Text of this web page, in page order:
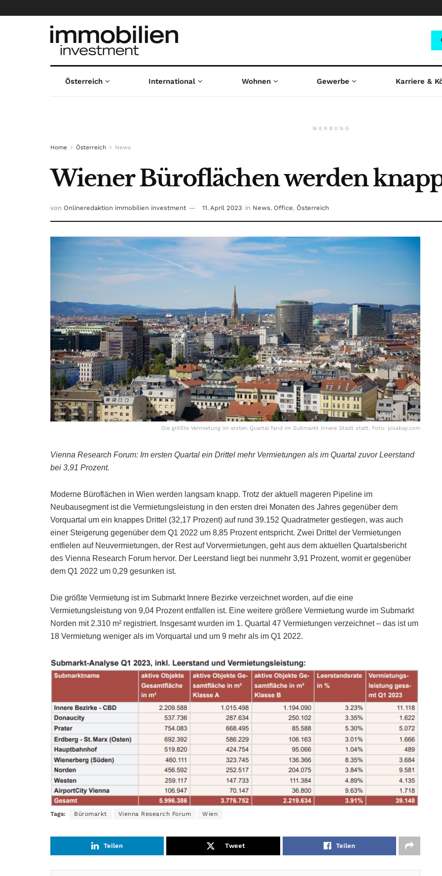
Österreich International Wohnen Gewerbe Karriere &
WERBUNG
Home Österreich News
Wiener Büroflächen werden
von Onlineredaktion immobilien investment 11. April 2023 in News, Office, Österreich
Die größte Vermietung im ersten Quartal fand im Submarkt innere Stadt statt. Foto: pixabay.com
Vienna Research Forum: Im ersten Quartal ein Drittel mehr Vermietungen als im Quartal zuvor Leerstand
bei 3,91 Prozent.
Moderne Büroflächen in Wien werden langsam knapp. Trotz der aktuell mageren Pipeline im
Neubausegment ist die Vermietungsleistung in den ersten drei Monaten des Jahres gegenüber dem
Vorquartal um ein knappes Drittel (32,17 Prozent) auf rund 39.152 Quadratmeter gestiegen, was auch
einer Steigerung gegenüber dem Q1 2022 um 8,85 Prozent entspricht. Zwei Drittel der Vermietungen
entfielen auf Neuvermietungen, der Rest auf Vorvermietungen, geht aus dem aktuellen Quartalsbericht
des Vienna Research Forum hervor. Der Leerstand liegt bei nunmehr 3,91 Prozent, womit er gegenüber
dem Q1 2022 um 0,29 gesunken ist.
Die größte Vermietung ist im Submarkt Innere Bezirke verzeichnet worden, auf die eine
Vermietungsleistung von 9,04 Prozent entfallen ist. Eine weitere größere Vermietung wurde im Submarkt
Norden mit 2.310 m² registriert. Insgesamt wurden im 1. Quartal 47 Vermietungen verzeichnet – das ist um
18 Vermietung weniger als im Vorquartal und um 9 mehr als im Q1 2022.
Tags: Büromarkt Vienna Research Forum Wien
Teilen Tweet Teilen